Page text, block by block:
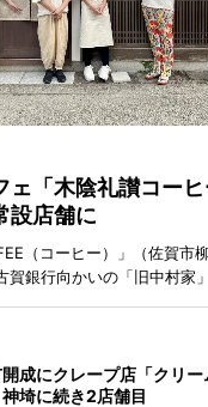
ェ「木陰礼讃コー
設店舗に
（コーヒー）」（佐賀市
銀行向かいの「旧中村家
成にクレープ店「クリー
埼に続き2店舗目